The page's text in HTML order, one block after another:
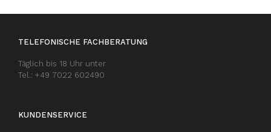
TELEFONISCHE FACHBERATUNG
Täglich bis 18 Uhr unter
Tel.: +49 7022 602490
KUNDENSERVICE